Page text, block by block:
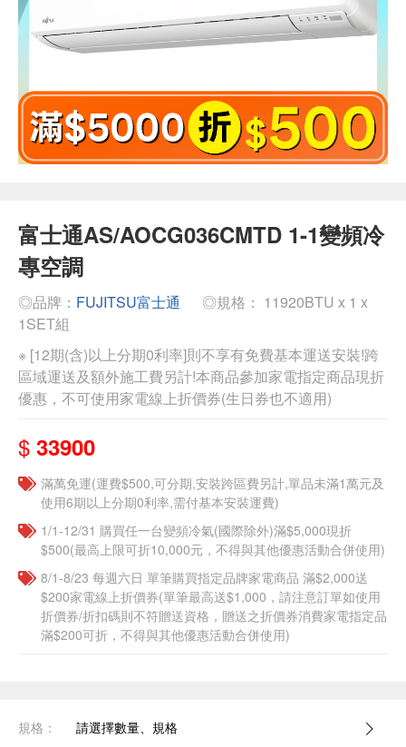
富士通AS/AOCG036CMTD 1-1變頻冷
專空調
◎品牌： FUJITSU富士通
◎規格： 11920BTU x 1 x
1SET組
※ [12期(含)以上分期0利率]則不享有免費基本運送安裝!跨
區域運送及額外施工費另計!本商品參加家電指定商品現折
優惠，不可使用家電線上折價券(生日券也不適用)
$ 33900
滿萬免運(運費$500,可分期,安裝跨區費另計,單品未滿1萬元及
使用6期以上分期0利率,需付基本安裝運費)
1/1-12/31 購買任一台變頻冷氣(國際除外)滿$5,000現折
$500(最高上限可折10,000元，不得與其他優惠活動合併使用)
8/1-8/23 每週六日 單筆購買指定品牌家電商品 滿$2,000送
$200家電線上折價券(單筆最高送$1,000，請注意訂單如使用
折價券/折扣碼則不符贈送資格，贈送之折價券消費家電指定品
滿$200可折，不得與其他優惠活動合併使用)
規格： 請選擇數量、規格